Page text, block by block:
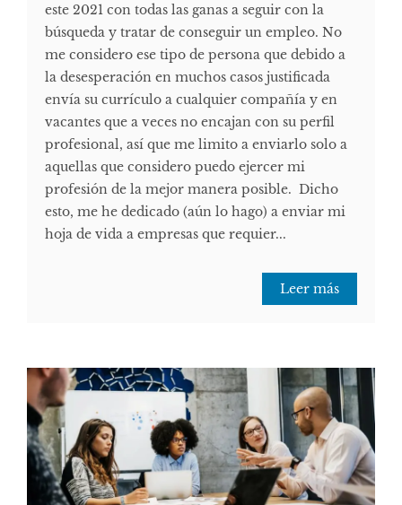
este 2021 con todas las ganas a seguir con la
búsqueda y tratar de conseguir un empleo. No
me considero ese tipo de persona que debido a
la desesperación en muchos casos justificada
envía su currículo a cualquier compañía y en
vacantes que a veces no encajan con su perfil
profesional, así que me limito a enviarlo solo a
aquellas que considero puedo ejercer mi
profesión de la mejor manera posible. Dicho
esto, me he dedicado (aún lo hago) a enviar mi
hoja de vida a empresas que requier...
Leer más